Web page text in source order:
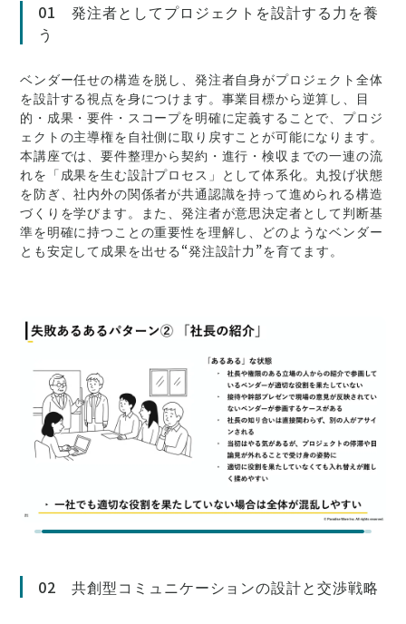
01 発注者としてプロジェクトを設計する力を養
う
ベンダー任せの構造を脱し、発注者自身がプロジェクト全体
を設計する視点を身につけます。事業目標から逆算し、目
的・成果・要件・スコープを明確に定義することで、プロジ
ェクトの主導権を自社側に取り戻すことが可能になります。
本講座では、要件整理から契約・進行・検収までの一連の流
れを「成果を生む設計プロセス」として体系化。丸投げ状態
を防ぎ、社内外の関係者が共通認識を持って進められる構造
づくりを学びます。また、発注者が意思決定者として判断基
準を明確に持つことの重要性を理解し、どのようなベンダー
とも安定して成果を出せる“発注設計力”を育てます。
02 共創型コミュニケーションの設計と交渉戦略